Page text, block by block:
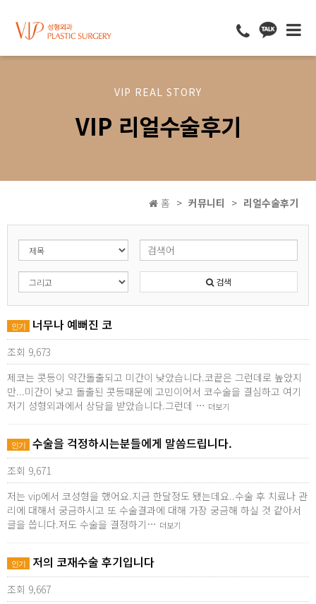
VIP REAL STORY
VIP 리얼수술후기
홈 커뮤니티 리얼수술후기
검색
인기 너무나 예뻐진 코
조회 9,673
제코는 콧등이 약간돌출되고 미간이 낮았습니다.코끝은 그런데로 높았지
만...미간이 낮고 돌출된 콧등때문에 고민이어서 코수술을 결심하고 여기
저기 성형외과에서 상담을 받았습니다.그런데 … 더보기
인기 수술을 걱정하시는분들에게 말씀드립니다.
조회 9,671
저는 vip에서 코성형을 했어요.지금 한달정도 됐는데요..수술 후 치료나 관
리에 대해서 궁금하시고 또 수술결과에 대해 가장 궁금해 하실 것 같아서
글을 씁니다.저도 수술을 결정하기… 더보기
인기 저의 코재수술 후기입니다
조회 9,667